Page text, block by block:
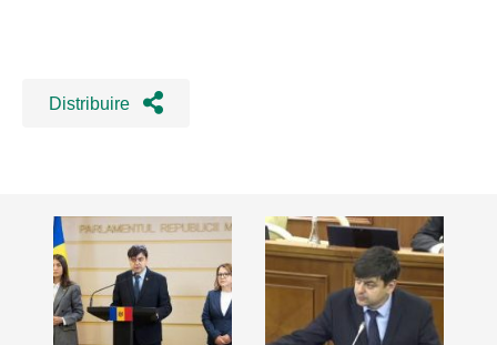
Distribuire